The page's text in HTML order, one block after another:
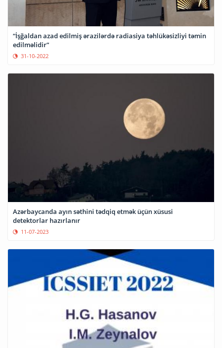
“İşğaldan azad edilmiş ərazilərdə radiasiya təhlükəsizliyi təmin
edilməlidir”
31-10-2022
Azərbaycanda ayın səthini tədqiq etmək üçün xüsusi
detektorlar hazırlanır
11-07-2023